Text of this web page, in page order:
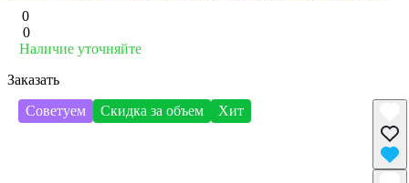
0
0
Наличие уточняйте
Заказать
Советуем
Скидка за объем Хит